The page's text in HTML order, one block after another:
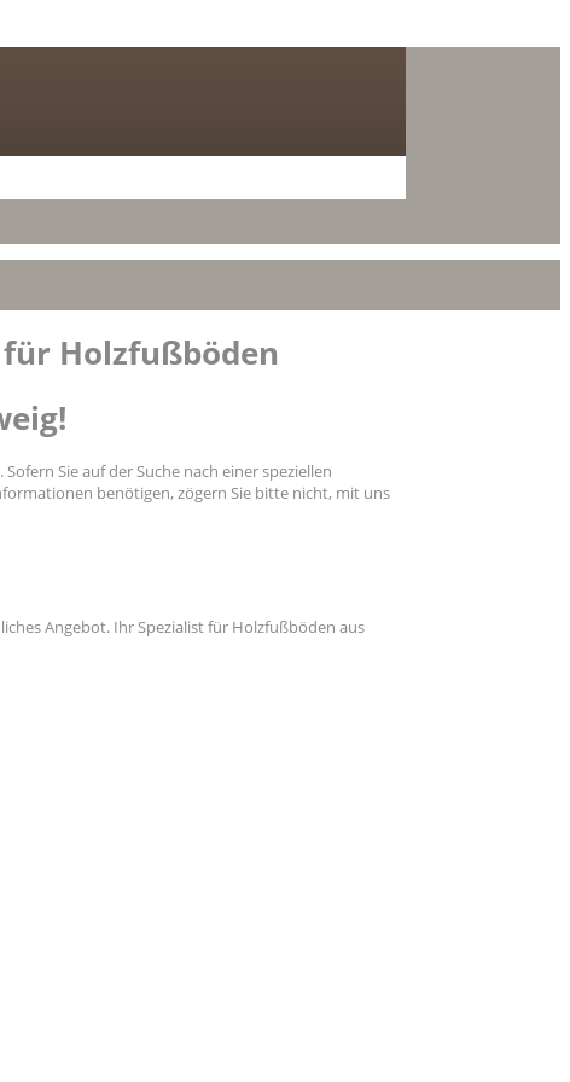
Holzfußböden
Sie auf der Suche nach einer speziellen
benötigen, zögern Sie bitte nicht, mit uns
Angebot. Ihr Spezialist für Holzfußböden aus